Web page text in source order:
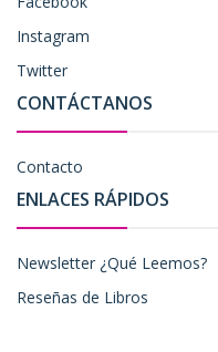
Instagram
Twitter
CONTÁCTANOS
Contacto
ENLACES RÁPIDOS
Newsletter ¿Qué Leemos?
Reseñas de Libros